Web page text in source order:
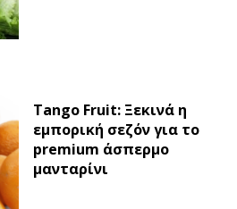
Tango Fruit: Ξεκινά η
εμπορική σεζόν για το
premium άσπερμο
μανταρίνι